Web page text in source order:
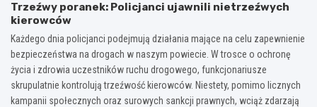
Trzeźwy poranek: Policjanci ujawnili nietrzeźwych
kierowców
Każdego dnia policjanci podejmują działania mające na celu zapewnienie
bezpieczeństwa na drogach w naszym powiecie. W trosce o ochronę
życia i zdrowia uczestników ruchu drogowego, funkcjonariusze
skrupulatnie kontrolują trzeźwość kierowców. Niestety, pomimo licznych
kampanii społecznych oraz surowych sankcji prawnych, wciąż zdarzają